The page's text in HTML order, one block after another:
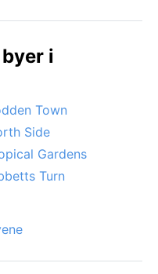
verken snø, tåke
hele året.
i
Town
Side
Gardens
Turn